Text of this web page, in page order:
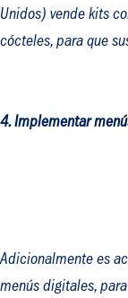
Unidos) vende kits
cócteles, para que
4. Implementar
Adicionalmente es
menús digitales,